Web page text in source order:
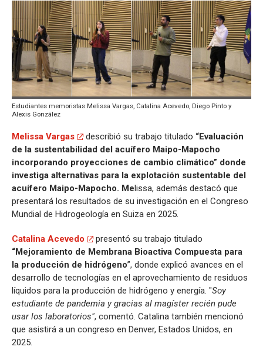
Estudiantes memoristas Melissa Vargas, Catalina Acevedo, Diego Pinto y
Alexis González
Melissa Vargas describió su trabajo titulado “Evaluación
de la sustentabilidad del acuífero Maipo-Mapocho
incorporando proyecciones de cambio climático” donde
investiga alternativas para la explotación sustentable del
acuífero Maipo-Mapocho. Melissa, además destacó que
presentará los resultados de su investigación en el Congreso
Mundial de Hidrogeología en Suiza en 2025.
Catalina Acevedo
presentó su trabajo titulado
“Mejoramiento de Membrana Bioactiva Compuesta para
la producción de hidrógeno”, donde explicó avances en el
desarrollo de tecnologías en el aprovechamiento de residuos
líquidos para la producción de hidrógeno y energía. "Soy
estudiante de pandemia y gracias al magíster recién pude
usar los laboratorios", comentó. Catalina también mencionó
que asistirá a un congreso en Denver, Estados Unidos, en
2025.